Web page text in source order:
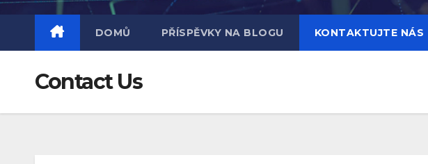
DOMŮ PŘÍSPĚVKY NA BLOGU KONTAKTUJTE NÁS
Contact Us